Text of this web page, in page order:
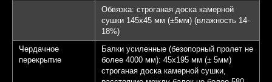
Обвязка: строганая доска камерной
сушки 145х45 мм (±5мм) (влажность 14-
18%)
Чердачное
перекрытие
Балки усиленные (безопорный пролет не
более 4000 мм): 45х195 мм (± 5мм)
строганая доска камерной сушки,